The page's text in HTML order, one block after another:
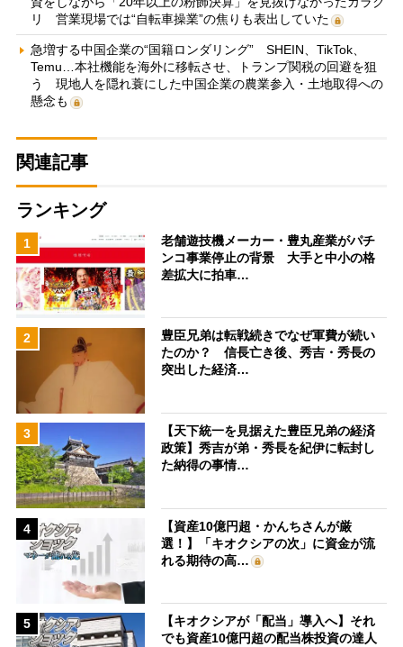
リ 営業現場では“自転車操業”の焦りも表出していた
急増する中国企業の“国籍ロンダリング” SHEIN、TikTok、
Temu…本社機能を海外に移転させ、トランプ関税の回避を狙
う 現地人を隠れ蓑にした中国企業の農業参入・土地取得への
懸念も
関連記事
ランキング
1
老舗遊技機メーカー・豊丸産業がパチ
ンコ事業停止の背景 大手と中小の格
差拡大に拍車…
2
豊臣兄弟は転戦続きでなぜ軍費が続い
たのか？ 信長亡き後、秀吉・秀長の
突出した経済…
3
【天下統一を見据えた豊臣兄弟の経済
政策】秀吉が弟・秀長を紀伊に転封し
た納得の事情…
4
【資産10億円超・かんちさんが厳
選！】「キオクシアの次」に資金が流
れる期待の高…
5
【キオクシアが「配当」導入へ】それ
でも資産10億円超の配当株投資の達人